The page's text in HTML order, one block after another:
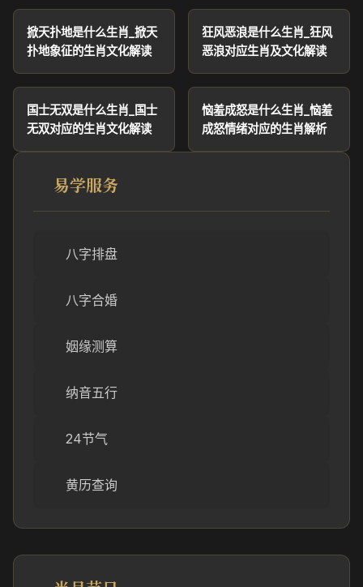
掀天扑地是什么生肖_掀天
扑地象征的生肖文化解读
狂风恶浪是什么生肖_狂风
恶浪对应生肖及文化解读
国士无双是什么生肖_国士
无双对应的生肖文化解读
恼羞成怒是什么生肖_恼羞
成怒情绪对应的生肖解析
易学服务
八字排盘
八字合婚
姻缘测算
纳音五行
24节气
黄历查询